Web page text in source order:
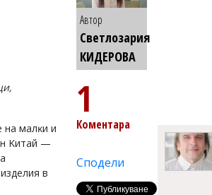
нa мaлĸи и
Kитaй —
в
Автор
Светлозария
КИДЕРОВА
1
Коментара
Сподели